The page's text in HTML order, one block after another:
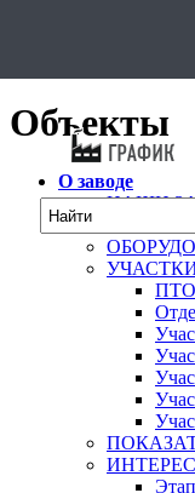
Объекты
О заводе
НАШИ
ПТО